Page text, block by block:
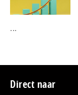
...
Footer
Direct naar